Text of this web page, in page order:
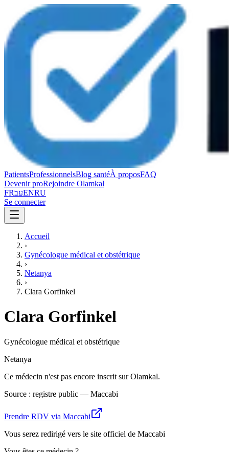
PatientsProfessionnelsBlog santéÀ proposFAQ
Devenir proRejoindre Olamkal
FRעבENRU
Se connecter
Accueil
›
Gynécologue médical et obstétrique
›
Netanya
›
Clara Gorfinkel
Clara Gorfinkel
Gynécologue médical et obstétrique
Netanya
Ce médecin n'est pas encore inscrit sur Olamkal.
Source : registre public — Maccabi
Prendre RDV via Maccabi
Vous serez redirigé vers le site officiel de Maccabi